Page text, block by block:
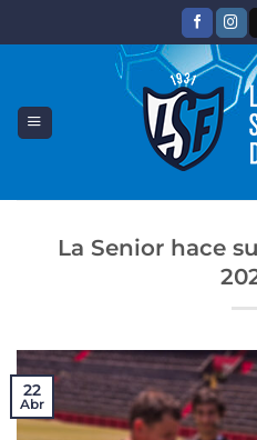
La Senior hace
22
Abr